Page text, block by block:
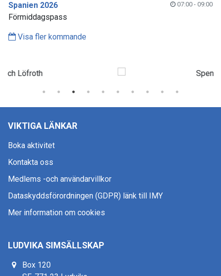
Spanien 2026
07:00 - 09:00
Förmiddagspass
Visa fler kommande
VIKTIGA LÄNKAR
Boka aktivitet
Kontakta oss
Medlems -och användarvillkor
Dataskyddsförordningen (GDPR) länk till IMY
Mer information om cookies
LUDVIKA SIMSÄLLSKAP
Box 120